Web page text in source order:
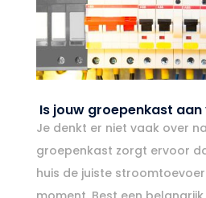
Is jouw groepenkast
Je denkt er niet vaak over
groepenkast zorgt ervoor
huis de juiste